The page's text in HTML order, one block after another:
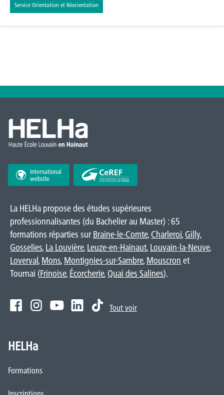
Service Orientation et Réorientation
International
website
La HELHa propose des études supérieures
professionnalisantes (du Bachelier au Master) : 65
formations réparties surBraine-le-Comte, Charleroi, Gilly,
Gosselies, La Louvière, Leuze-en-Hainaut, Louvain-la-Neuve,
Loverval, Mons, Montignies-sur-Sambre, Mouscron et
Tournai (Frinoise, Écorcherie, Quai des Salines).
Tout voir
HELHa
Formations